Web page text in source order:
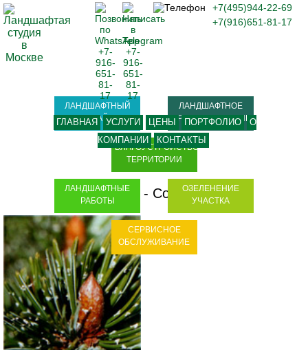
Pinus aristata - Сосна остистая
+7(495)944-22-69
+7(916)651-81-17
ГЛАВНАЯ УСЛУГИ ЦЕНЫ ПОРТФОЛИО
О
КОМПАНИИ
КОНТАКТЫ
ЛАНДШАФТНЫЙ
ДИЗАЙН
ЛАНДШАФТНОЕ
ПРОЕКТИРОВАНИЕ
БЛАГОУСТРОЙСТВО
ТЕРРИТОРИИ
ЛАНДШАФТНЫЕ
РАБОТЫ
ОЗЕЛЕНЕНИЕ
УЧАСТКА
СЕРВИСНОЕ
ОБСЛУЖИВАНИЕ